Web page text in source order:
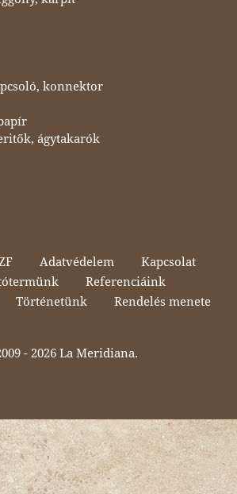
konnektor
ágytakarók
Adatvédelem
Kapcsolat
Referenciáink
Történetünk Rendelés menete
- 2026 La Meridiana.